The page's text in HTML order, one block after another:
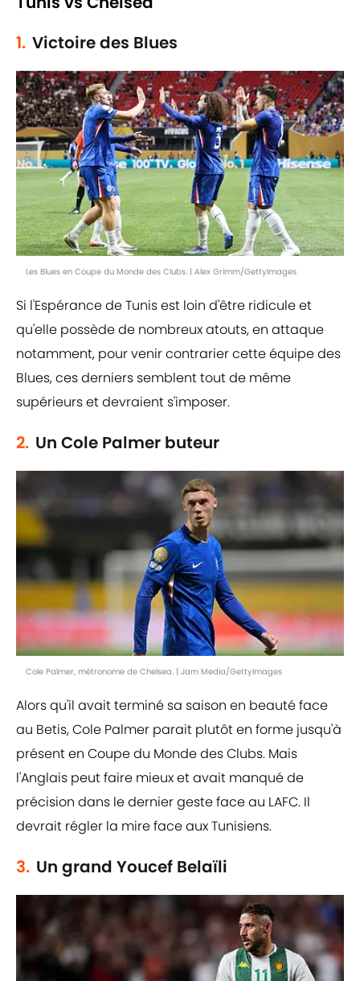
1. Victoire des Blues
Les Blues en Coupe du Monde des Clubs. | Alex Grimm/GettyImages
Si l'Espérance de Tunis est loin d'être ridicule et
qu'elle possède de nombreux atouts, en attaque
notamment, pour venir contrarier cette équipe des
Blues, ces derniers semblent tout de même
supérieurs et devraient s'imposer.
2. Un Cole Palmer buteur
Cole Palmer, métronome de Chelsea. | Jam Media/GettyImages
Alors qu'il avait terminé sa saison en beauté face
au Betis, Cole Palmer parait plutôt en forme jusqu'à
présent en Coupe du Monde des Clubs. Mais
l'Anglais peut faire mieux et avait manqué de
précision dans le dernier geste face au LAFC. Il
devrait régler la mire face aux Tunisiens.
3. Un grand Youcef Belaïli